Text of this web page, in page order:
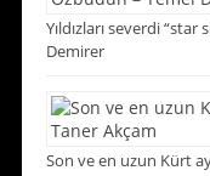
Yıldızları severdi
Demirer
Son ve en uzun Kürt